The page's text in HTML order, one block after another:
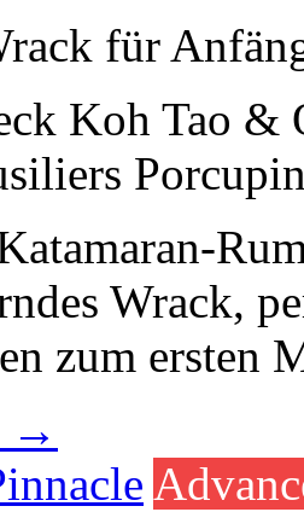
für
Koh Tao &
Wrack,
zum ersten
→